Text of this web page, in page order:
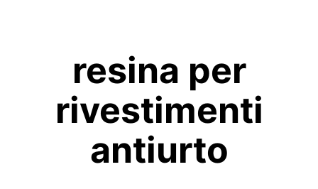
resina per
rivestimenti
antiurto